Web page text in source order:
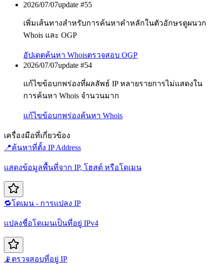
2026/07/07update #55
เพิ่มเส้นทางสำหรับการค้นหาคำหลักในตัวอักษรดูผนวก
Whois และ OGP
อัปเดตค้นหา Whoisตรวจสอบ OGP
2026/07/07update #54
แก้ไขข้อบกพร่องที่ผลลัพธ์ IP หลายรายการไม่แสดงใน
การค้นหา Whois จำนวนมาก
แก้ไขข้อบกพร่องค้นหา Whois
เครื่องมือที่เกี่ยวข้อง
📍ค้นหาที่ตั้ง IP Address
แสดงข้อมูลพื้นที่จาก IP, โฮสต์ หรือโดเมน
🔁โดเมน - การแปลง IP
แปลงชื่อโดเมนเป็นที่อยู่ IPv4
📡 ตรวจสอบที่อยู่ IP